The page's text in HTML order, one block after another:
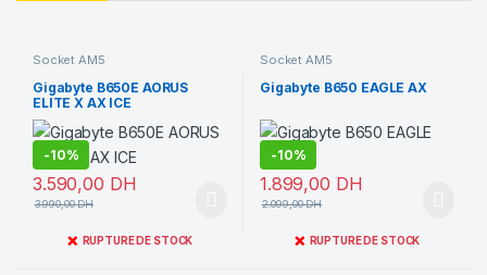
Socket AM5
Gigabyte B650E AORUS
ELITE X AX ICE
-10%
3.590,00 DH
3.990,00DH
❌ RUPTURE DE STOCK
Socket AM5
Gigabyte B650 EAGLE AX
-10%
1.899,00 DH
2.099,00DH
❌ RUPTURE DE STOCK